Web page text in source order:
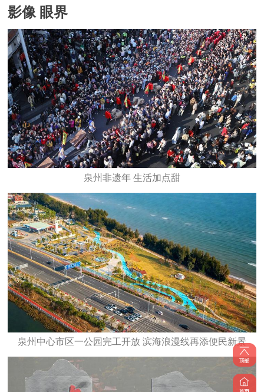
影像 眼界
泉州非遗年 生活加点甜
泉州中心市区一公园完工开放 滨海浪漫线再添便民新景